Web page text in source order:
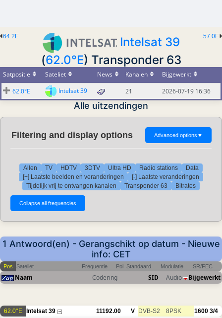
57.0E
64.2E
Intelsat 39
(62.0°E) Transponder 63
Satpositie Sateliet News Kanalen
Bijgewerkt
62.0°E
Intelsat 39 21 2026-07-19 16:36
Alle uitzendingen
Filtering and display options Advanced options ▼
Allen TV HDTV 3DTV Ultra HD Radio stations
Data
[+] Laatste beelden en veranderingen
[-] Laatste veranderingen
Tijdelijk vrij te ontvangen kanalen
Transponder 63 Bitrates
1 Antwoord(en) - Gerangschikt op datum - Nieuwe
info: CET
Pos Sateliet Frequentie Pol Standaard Modulatie SR/FEC
Naam Codering SID Audio Bijgewerkt
62.0°E Intelsat 39 11192.00 V DVB-S2 8PSK 1600 3/4